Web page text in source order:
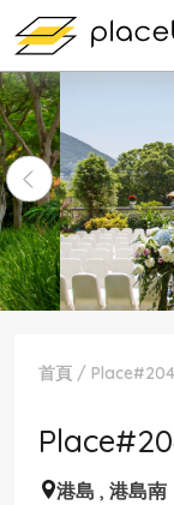
首頁 /
港島 , 港島南